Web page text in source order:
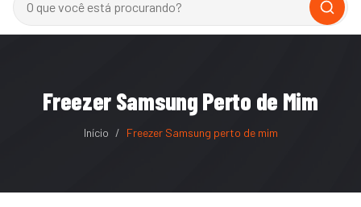
Freezer Samsung Perto de Mim
Início / Freezer Samsung perto de mim